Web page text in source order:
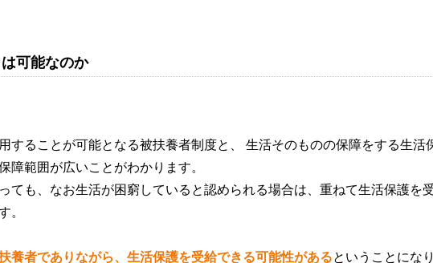
可能なのか
することが可能となる被扶養者制度と、 生活そのものの保障をする生活
障範囲が広いことがわかります。
ても、なお生活が困窮していると認められる場合は、重ねて生活保護を
。
養者でありながら、生活保護を受給できる可能性があるということになり